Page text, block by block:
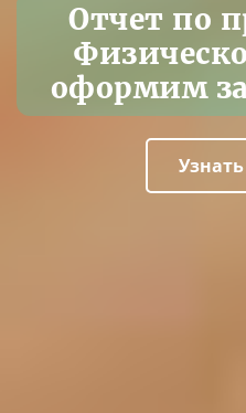
Отчет по
оформим